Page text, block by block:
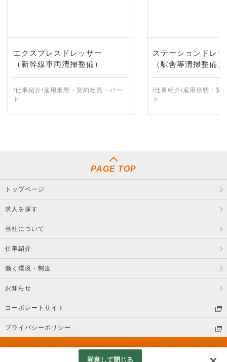
エクスプレスドレッサー
（新幹線車両清掃整備）
/仕事紹介/雇用形態：契約社員・パー
ト
ステーションドレ
（駅舎等清掃整備）
/仕事紹介/雇用形態：契
ト
PAGE TOP
トップページ
求人を探す
当社について
仕事紹介
働く環境・制度
お知らせ
コーポレートサイト
プライバシーポリシー
© Shinkansen Maintenance Tokai Co., Ltd. All Rights Reserved.
同意して閉じる